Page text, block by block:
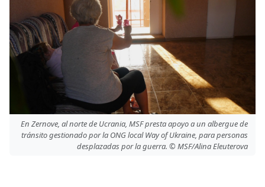
En Zernove, al norte de Ucrania, MSF presta apoyo a un albergue de
tránsito gestionado por la ONG local Way of Ukraine, para personas
desplazadas por la guerra. © MSF/Alina Eleuterova